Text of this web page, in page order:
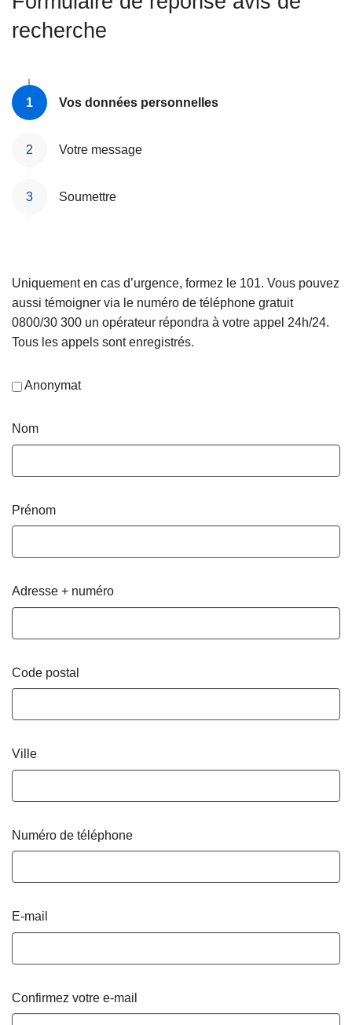
recherche
Vos données personnelles
Votre message
Soumettre
Uniquement en cas d’urgence, formez le 101. Vous pouvez
aussi témoigner via le numéro de téléphone gratuit
0800/30 300 un opérateur répondra à votre appel 24h/24.
Tous les appels sont enregistrés.
Anonymat
Nom
Prénom
Adresse + numéro
Code postal
Ville
Numéro de téléphone
E-mail
Confirmez votre e-mail